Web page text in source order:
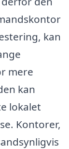
kan
mere
kan
lokalet
Kontorer,